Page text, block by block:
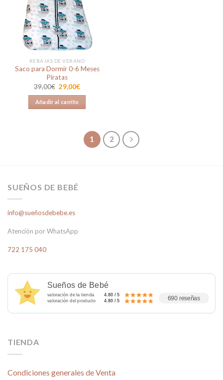
lista de
deseos
REBAJAS DE VERANO
Saco para Dormir 0-6 Meses
Piratas
39,00€ El
precio
original
era:
39,00€.
29,00€El
29,00€.
Añadir al carrito
1 2
SUEÑOS DE BEBÉ
info@sueñosdebebe.es
Atención por WhatsApp
722 175 040
Sueños de Bebé
valoración de la tienda 4.80 / 5
valoración del producto 4.80 / 5 690 reseñas
TIENDA
Condiciones generales de Venta